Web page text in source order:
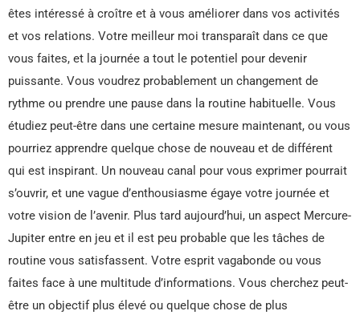
êtes intéressé à croître et à vous améliorer dans vos activités
et vos relations. Votre meilleur moi transparaît dans ce que
vous faites, et la journée a tout le potentiel pour devenir
puissante. Vous voudrez probablement un changement de
rythme ou prendre une pause dans la routine habituelle. Vous
étudiez peut-être dans une certaine mesure maintenant, ou vous
pourriez apprendre quelque chose de nouveau et de différent
qui est inspirant. Un nouveau canal pour vous exprimer pourrait
s’ouvrir, et une vague d’enthousiasme égaye votre journée et
votre vision de l’avenir. Plus tard aujourd’hui, un aspect Mercure-
Jupiter entre en jeu et il est peu probable que les tâches de
routine vous satisfassent. Votre esprit vagabonde ou vous
faites face à une multitude d’informations. Vous cherchez peut-
être un objectif plus élevé ou quelque chose de plus